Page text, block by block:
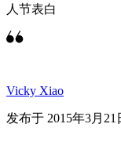
人节表白
Vicky Xiao
发布于 2015年3月21